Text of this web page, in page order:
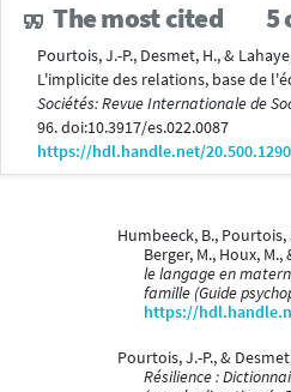
The most cited 5
Pourtois, J.-P., Desmet, H., &
L'implicite des relations, base de
Sociétés: Revue Internationale de
96. doi:10.3917/es.022.0087
https://hdl.handle.net/
Humbeeck, B., Pourtois,
Berger, M., Houx, M.,
le langage en
famille (Guide
https://
Pourtois, J.-P., &
Résilience :